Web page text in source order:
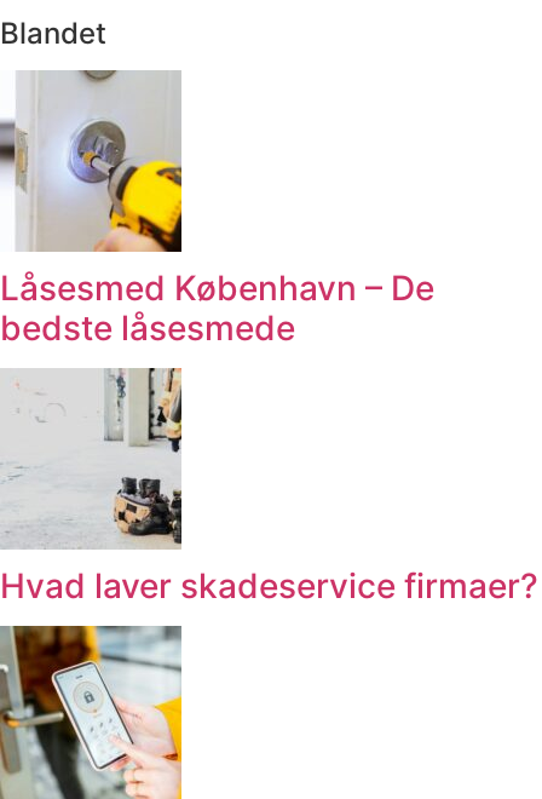
Blandet
Låsesmed København – De
bedste låsesmede
Hvad laver skadeservice firmaer?